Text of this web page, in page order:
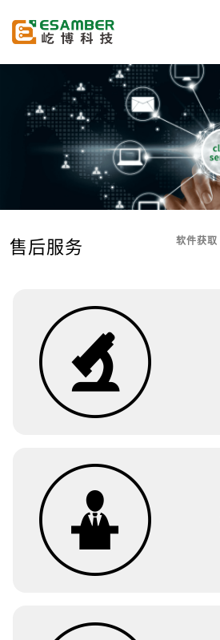
售后服务 软件获取